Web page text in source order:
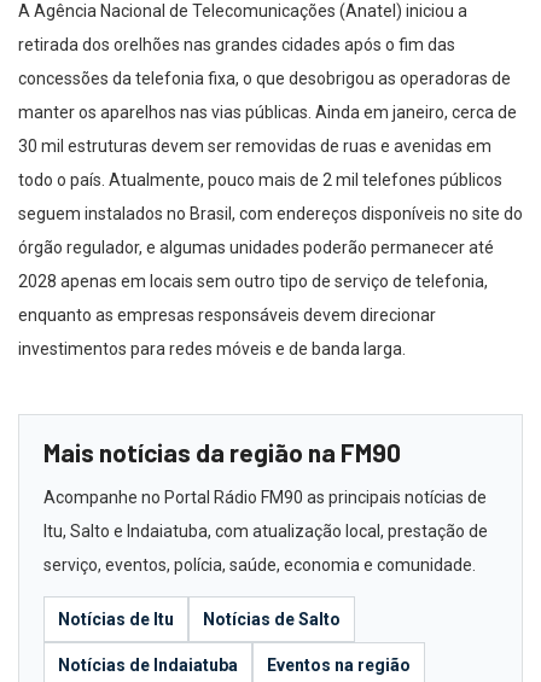
A Agência Nacional de Telecomunicações (Anatel) iniciou a
retirada dos orelhões nas grandes cidades após o fim das
concessões da telefonia fixa, o que desobrigou as operadoras de
manter os aparelhos nas vias públicas. Ainda em janeiro, cerca de
30 mil estruturas devem ser removidas de ruas e avenidas em
todo o país. Atualmente, pouco mais de 2 mil telefones públicos
seguem instalados no Brasil, com endereços disponíveis no site do
órgão regulador, e algumas unidades poderão permanecer até
2028 apenas em locais sem outro tipo de serviço de telefonia,
enquanto as empresas responsáveis devem direcionar
investimentos para redes móveis e de banda larga.
Mais notícias da região na FM90
Acompanhe no Portal Rádio FM90 as principais notícias de
Itu, Salto e Indaiatuba, com atualização local, prestação de
serviço, eventos, polícia, saúde, economia e comunidade.
Notícias de Itu Notícias de Salto
Notícias de Indaiatuba Eventos na região